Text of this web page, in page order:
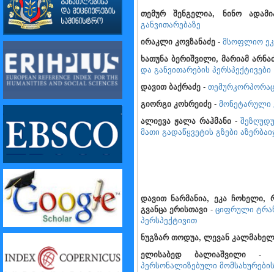
თემურ შენგელია, ნინო
განვითარებაზე
ირაკლი კოვზანაძე - მსოფლიო
ხათუნა ბერიშვილი, მარიამ
და განვითარების პერსპექტივები
დავით ბაქრაძე -
გიორგი კოხრეიძე - მონეტარული
ალიევა ჟალა რაჰმანი-
მათი გადაწყვეტის გზები
დავით ნარმანია, ეკა ჩოხელი,
გვანცა ერისთავი -ციფრული
პერსპექტივით
ნუგზარ თოდუა, ლევან
ელისაბედ ბალიაშვილი -
პერსონალიზებული